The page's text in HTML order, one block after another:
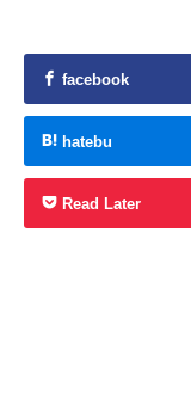
facebook
hatebu
Read Later